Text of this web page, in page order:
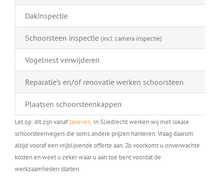
Dakinspectie
Schoorsteen inspectie (incl. camera inspectie)
Vogelnest verwijderen
Reparatie’s en/of renovatie werken schoorsteen
Plaatsen schoorsteenkappen
Let op: dit zijn vanaftarieven. In Sliedrecht werken wij met lokale
schoorsteenvegers die soms andere prijzen hanteren. Vraag daarom
altijd vooraf een vrijblijvende offerte aan. Zo voorkomt u onverwachte
kosten en weet u zeker waar u aan toe bent voordat de
werkzaamheden starten.